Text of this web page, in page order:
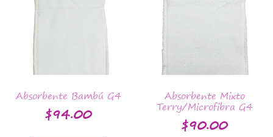
Absorbente Bambú G4
$94.00
Absorbente Mixto
Terry/Microfibra G4
$90.00